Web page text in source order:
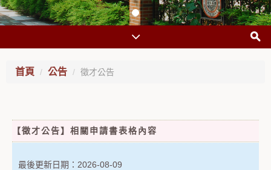
首頁 公告 徵才公告
【徵才公告】相關申請書表格內容
最後更新日期： 2026-08-09